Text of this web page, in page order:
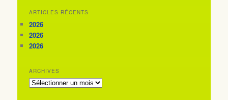
ARTICLES RÉCENTS
2026
2026
2026
ARCHIVES
ARCHIVES